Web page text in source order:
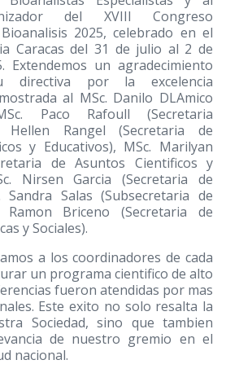
del XVIII Congreso
2025, celebrado en el
Caracas del 31 de julio al 2 de
Extendemos un agradecimiento
directiva por la excelencia
al MSc. Danilo DLAmico
Paco Rafoull (Secretaria
Hellen Rangel (Secretaria de
y Educativos), MSc. Marilyan
de Asuntos Cientificos y
Nirsen Garcia (Secretaria de
Sandra Salas (Subsecretaria de
Ramon Briceno (Secretaria de
y Sociales).
a los coordinadores de cada
un programa cientifico de alto
fueron atendidas por mas
Este exito no solo resalta la
Sociedad, sino que tambien
de nuestro gremio en el
nacional.